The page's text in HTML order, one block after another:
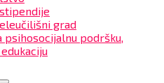
grad
psihosocijalnu podršku,